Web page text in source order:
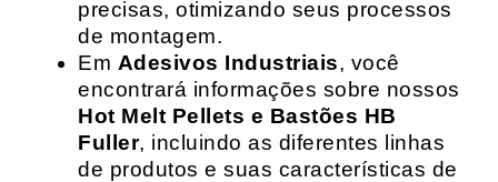
precisas, otimizando seus processos
de montagem.
Em Adesivos Industriais, você
encontrará informações sobre nossos
Hot Melt Pellets e Bastões HB
Fuller, incluindo as diferentes linhas
de produtos e suas características de